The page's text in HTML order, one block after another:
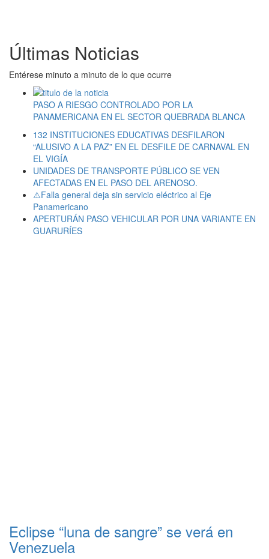
Últimas Noticias
Entérese minuto a minuto de lo que ocurre
PASO A RIESGO CONTROLADO POR LA
PANAMERICANA EN EL SECTOR QUEBRADA BLANCA
132 INSTITUCIONES EDUCATIVAS DESFILARON
“ALUSIVO A LA PAZ” EN EL DESFILE DE CARNAVAL EN
EL VIGÍA
UNIDADES DE TRANSPORTE PÚBLICO SE VEN
AFECTADAS EN EL PASO DEL ARENOSO.
⚠️Falla general deja sin servicio eléctrico al Eje
Panamericano
APERTURÁN PASO VEHICULAR POR UNA VARIANTE EN
GUARURÍES
Eclipse “luna de sangre” se verá en
Venezuela